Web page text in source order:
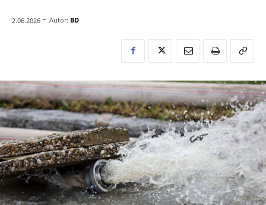
2.06.2026 - Autor: BD